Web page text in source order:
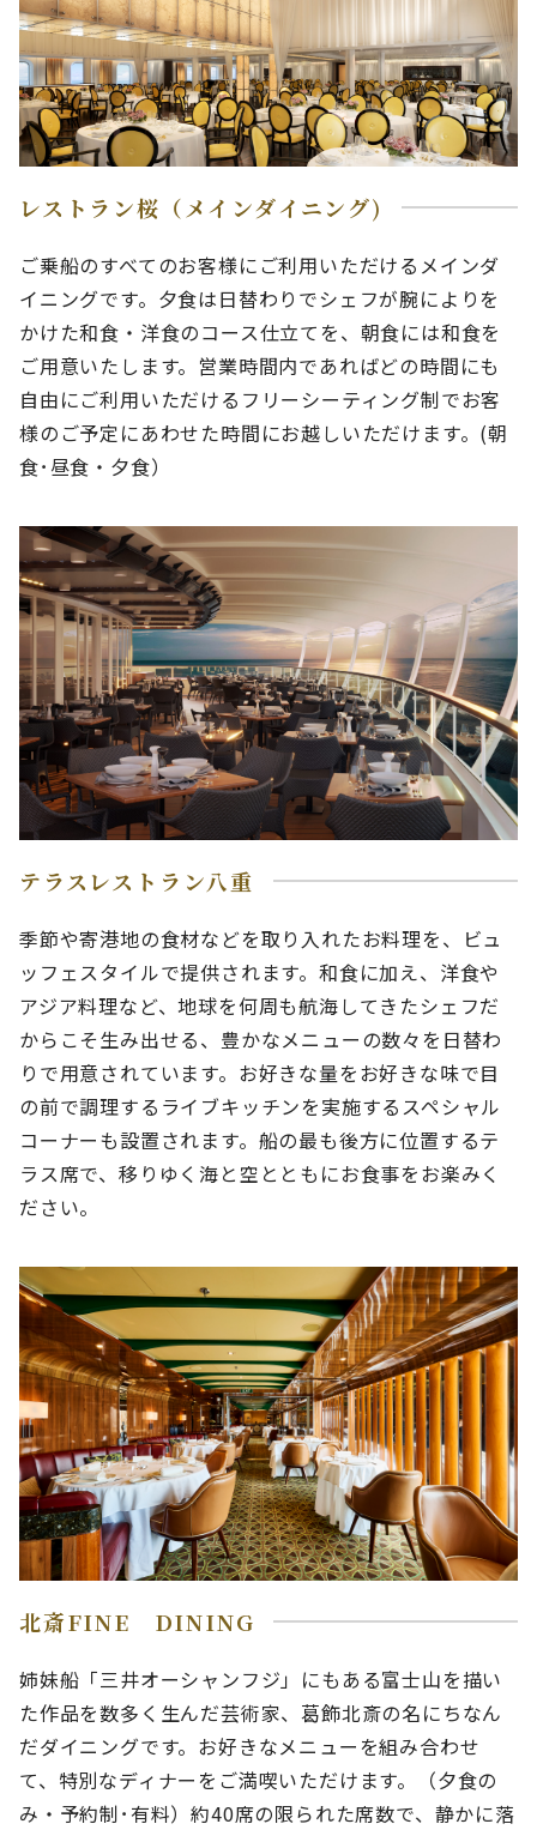
レストラン桜（メインダイニング)
ご乗船のすべてのお客様にご利用いただけるメインダ
イニングです。夕食は日替わりでシェフが腕によりを
かけた和食・洋食のコース仕立てを、朝食には和食を
ご用意いたします。営業時間内であればどの時間にも
自由にご利用いただけるフリーシーティング制でお客
様のご予定にあわせた時間にお越しいただけます。(朝
食･昼食・夕食）
テラスレストラン八重
季節や寄港地の食材などを取り入れたお料理を、ビュ
ッフェスタイルで提供されます。和食に加え、洋食や
アジア料理など、地球を何周も航海してきたシェフだ
からこそ生み出せる、豊かなメニューの数々を日替わ
りで用意されています。お好きな量をお好きな味で目
の前で調理するライブキッチンを実施するスペシャル
コーナーも設置されます。船の最も後方に位置するテ
ラス席で、移りゆく海と空とともにお食事をお楽みく
ださい。
北斎FINE DINING
姉妹船「三井オーシャンフジ」にもある富士山を描い
た作品を数多く生んだ芸術家、葛飾北斎の名にちなん
だダイニングです。お好きなメニューを組み合わせ
て、特別なディナーをご満喫いただけます。（夕食の
み・予約制･有料）約40席の限られた席数で、静かに落